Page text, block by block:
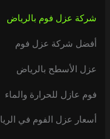
شركة عزل فوم بالرياض
أفضل شركة عزل فوم
عزل الأسطح بالرياض
فوم عازل للحرارة والماء
أسعار عزل الفوم في